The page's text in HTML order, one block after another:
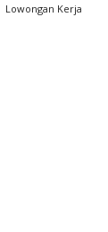
Lowongan Kerja